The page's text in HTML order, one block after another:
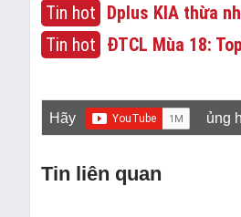
Tin hot Dplus KIA thừa
Tin hot ĐTCL Mùa 18:
Hãy ủng
Tin liên quan